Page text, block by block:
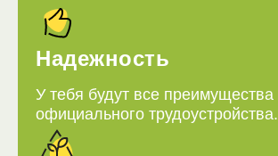
Надежность
У тебя будут все преимущества
официального трудоустройства.